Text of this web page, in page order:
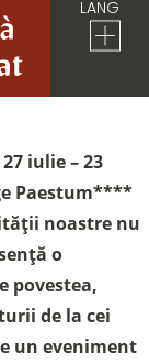
LANG
iulie – 23
Paestum****
noastre nu
o
povestea,
de la cei
un eveniment